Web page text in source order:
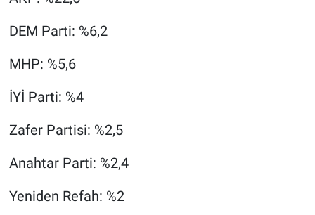
DEM Parti: %6,2
MHP: %5,6
İYİ Parti: %4
Zafer Partisi: %2,5
Anahtar Parti: %2,4
Yeniden Refah: %2